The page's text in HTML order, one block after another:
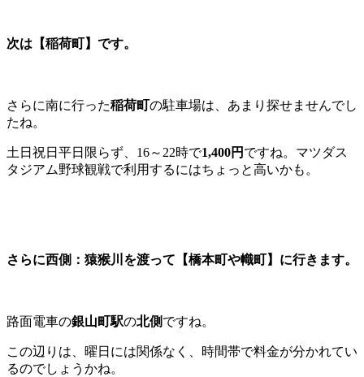
次は【稲荷町】 です。
さらに南に行った稲荷町の駐車場は、あまり探せませんでし
たね。
土日祝日平日限らず、16～22時で1,400円 ですね。マツダス
タジアム野球観戦で利用するにはちょっと高いかも。
さらに西側：猿猴川を渡って【橋本町や幟町】 に行きます。
路面電車の銀山町駅の北側 ですね。
この辺りは、曜日には関係なく、時間帯で料金が分かれてい
るのでしょうかね。